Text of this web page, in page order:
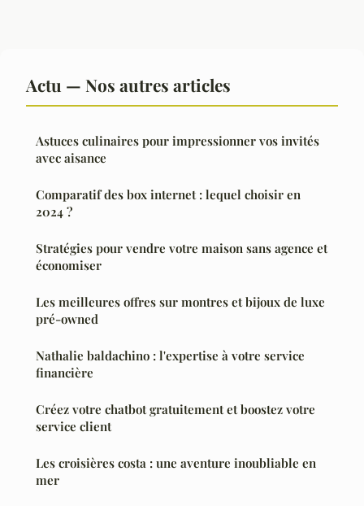
Actu — Nos autres articles
Astuces culinaires pour impressionner vos invités
avec aisance
Comparatif des box internet : lequel choisir en
2024 ?
Stratégies pour vendre votre maison sans agence et
économiser
Les meilleures offres sur montres et bijoux de luxe
pré-owned
Nathalie baldachino : l'expertise à votre service
financière
Créez votre chatbot gratuitement et boostez votre
service client
Les croisières costa : une aventure inoubliable en
mer